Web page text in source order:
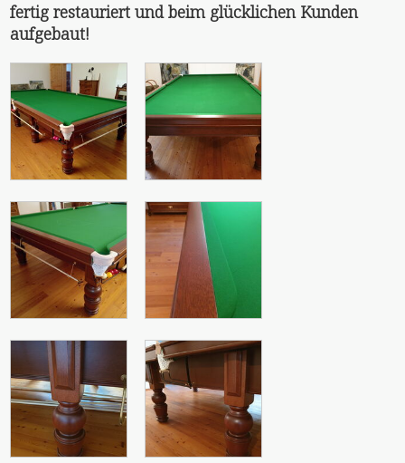
fertig restauriert und beim glücklichen Kunden
aufgebaut!